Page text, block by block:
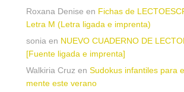
Roxana Denise en Fichas de
Letra M (Letra ligada e imprenta)
sonia en NUEVO CUADERNO DE
[Fuente ligada e imprenta]
Walkiria Cruz en Sudokus infantiles para
mente este verano